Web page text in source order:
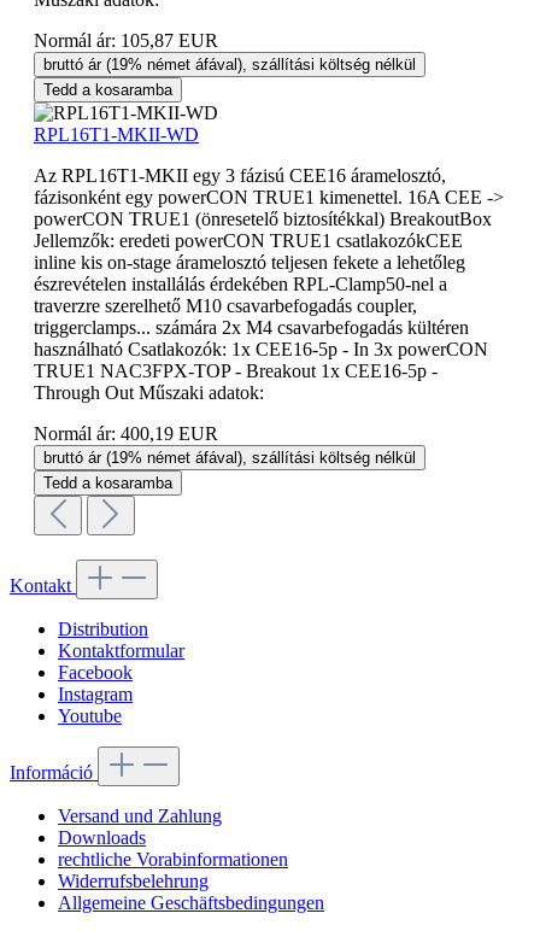
Normál ár: 105,87 EUR
bruttó ár (19% német áfával), szállítási költség nélkül
Tedd a kosaramba
RPL16T1-MKII-WD
Az RPL16T1-MKII egy 3 fázisú CEE16 áramelosztó,
fázisonként egy powerCON TRUE1 kimenettel. 16A CEE ->
powerCON TRUE1 (önresetelő biztosítékkal) BreakoutBox
Jellemzők: eredeti powerCON TRUE1 csatlakozókCEE
inline kis on-stage áramelosztó teljesen fekete a lehetőleg
észrevételen installálás érdekében RPL-Clamp50-nel a
traverzre szerelhető M10 csavarbefogadás coupler,
triggerclamps... számára 2x M4 csavarbefogadás kültéren
használható Csatlakozók: 1x CEE16-5p - In 3x powerCON
TRUE1 NAC3FPX-TOP - Breakout 1x CEE16-5p -
Through Out Műszaki adatok:
Normál ár: 400,19 EUR
bruttó ár (19% német áfával), szállítási költség nélkül
Tedd a kosaramba
Kontakt
Distribution
Kontaktformular
Facebook
Instagram
Youtube
Információ
Versand und Zahlung
Downloads
rechtliche Vorabinformationen
Widerrufsbelehrung
Allgemeine Geschäftsbedingungen